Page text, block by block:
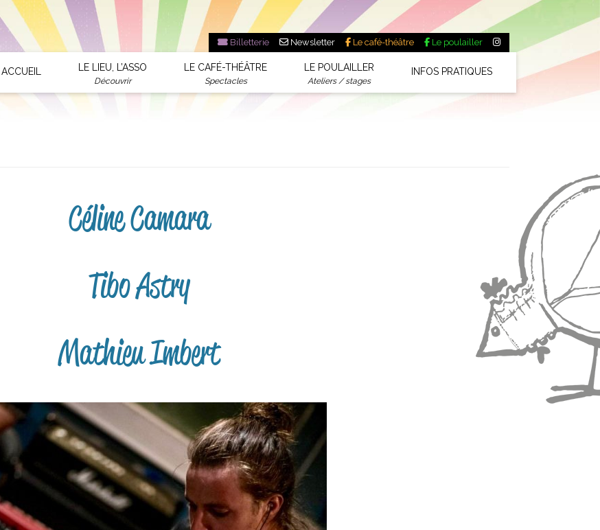
Billetterie Newsletter Le café-théâtre Le poulailler
ACCUEIL LE LIEU, L’ASSO
Découvrir
LE CAFÉ-THÉÂTRE
Spectacles
LE POULAILLER
Ateliers / stages
INFOS PRATIQUES
Céline Camara
Tibo Astry
Mathieu Imbert